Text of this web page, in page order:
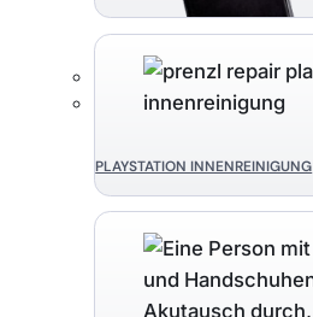
PLAYSTATION INNENREINIGUNG